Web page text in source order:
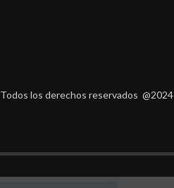
Todos los derechos reservados @2024